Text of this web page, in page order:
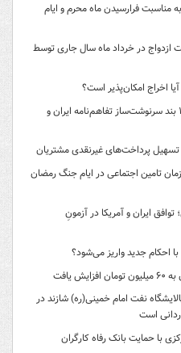
مناسبت فرارسیدن ماه محرم و ایام
ریال تسهیلات ازدواج در خرداد ماه سال جاری توسط
اخراج امکان‌پذیر است؟
فصل نوین در دیپلماسی ایران؛ جزئیات ۱۴ بند سرنوشت‌ساز تفاهم‌نامه ایران و
تسهیل پرداخت‌های غیرنقدی مشتریان
تامین اجتماعی در ایام جنگ رمضان
ایران و آمریکا در آزمونِ
احکام جدید واریز می‌شود؟
نفت امام خمینی(ره) شازند در
است
با حمایت بانک رفاه کارگران